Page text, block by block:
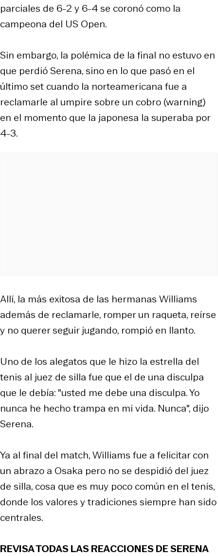
parciales de 6-2 y 6-4 se coronó como la
campeona del US Open.
Sin embargo, la polémica de la final no estuvo en
que perdió Serena, sino en lo que pasó en el
último set cuando la norteamericana fue a
reclamarle al umpire sobre un cobro (warning)
en el momento que la japonesa la superaba por
4-3.
Allí, la más exitosa de las hermanas Williams
además de reclamarle, romper un raqueta, reírse
y no querer seguir jugando, rompió en llanto.
Uno de los alegatos que le hizo la estrella del
tenis al juez de silla fue que el de una disculpa
que le debía: "usted me debe una disculpa. Yo
nunca he hecho trampa en mi vida. Nunca", dijo
Serena.
Ya al final del match, Williams fue a felicitar con
un abrazo a Osaka pero no se despidió del juez
de silla, cosa que es muy poco común en el tenis,
donde los valores y tradiciones siempre han sido
centrales.
REVISA TODAS LAS REACCIONES DE SERENA